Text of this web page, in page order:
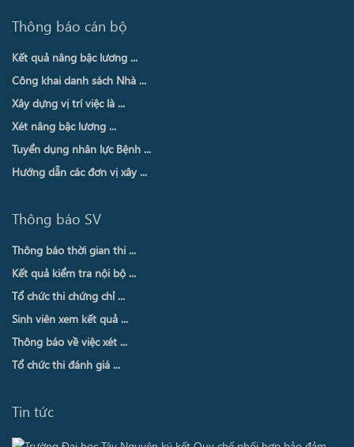
Thông báo cán bộ
Kết quả nâng bậc lương ...
Công khai danh sách Nhà ...
Xây dựng vị trí việc là ...
Xét nâng bậc lương ...
Tuyển dụng nhân lực Bệnh ...
Hướng dẫn các đơn vị xây ...
Thông báo SV
Thông báo thời gian thi ...
Kết quả kiểm tra nội bộ ...
Tổ chức thi chứng chỉ ...
Sinh viên xem kết quả ...
Thông báo về việc xét ...
Tổ chức thi đánh giá ...
Tin tức